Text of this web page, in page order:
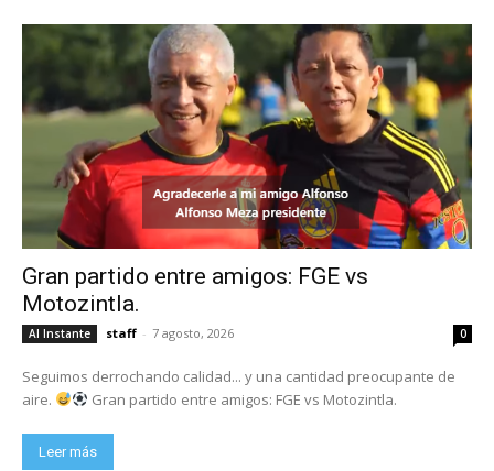
Gran partido entre amigos: FGE vs
Motozintla.
Al Instante staff - 7 agosto, 2026 0
Seguimos derrochando calidad... y una cantidad preocupante de
aire.
Gran partido entre amigos: FGE vs Motozintla.
Leer más